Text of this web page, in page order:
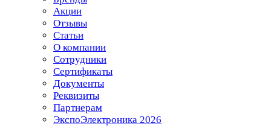
Акции
Отзывы
Статьи
О компании
Сотрудники
Сертификаты
Документы
Реквизиты
Партнерам
ЭкспоЭлектроника 2026